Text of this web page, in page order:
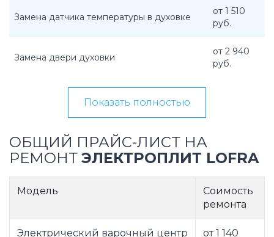
Замена датчика температуры в духовке
от 1 510
руб.
Замена двери духовки
от 2 940
руб.
Показать полностью
ОБЩИЙ ПРАЙС-ЛИСТ НА
РЕМОНТ ЭЛЕКТРОПЛИТ LOFRA
Модель
Соимость
ремонта
Электрический варочный центр
от 1 140